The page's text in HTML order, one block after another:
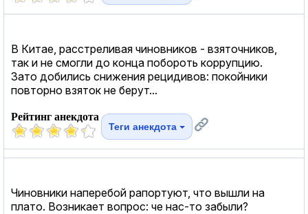
В Китае, расстреливая чиновников - взяточников,
так и не смогли до конца побороть коррупцию.
Зато добились снижения рецидивов: покойники
повторно взяток не берут...
Рейтинг анекдота
Теги анекдота
Чиновники наперебой рапортуют, что вышли на
плато. Возникает вопрос: че нас-то забыли?